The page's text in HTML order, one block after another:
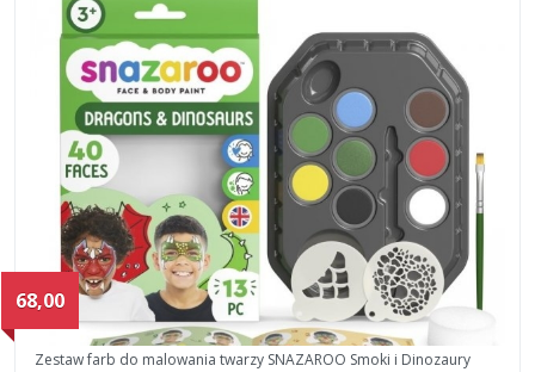
68,00
Zestaw farb do malowania twarzy SNAZAROO Smoki i Dinozaury